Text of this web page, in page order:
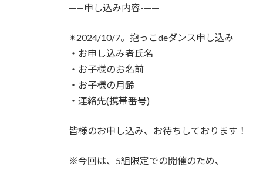
——申し込み内容-——
✴︎2024/10/7。抱っこdeダンス申し込み
・お申し込み者氏名
・お子様のお名前
・お子様の月齢
・連絡先(携帯番号)
皆様のお申し込み、お待ちしております！
※今回は、5組限定での開催のため、